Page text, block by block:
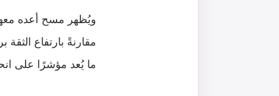
ما يُعد مؤشرًا على